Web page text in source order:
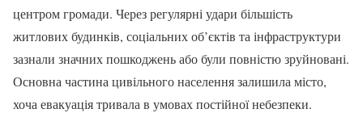
центром громади. Через регулярні удари більшість
житлових будинків, соціальних об’єктів та інфраструктури
зазнали значних пошкоджень або були повністю зруйновані.
Основна частина цивільного населення залишила місто,
хоча евакуація тривала в умовах постійної небезпеки.